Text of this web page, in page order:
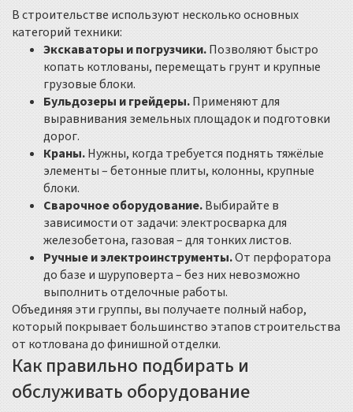
В строительстве используют несколько основных
категорий техники:
Экскаваторы и погрузчики.Позволяют быстро
копать котлованы, перемещать грунт и крупные
грузовые блоки.
Бульдозеры и грейдеры.Применяют для
выравнивания земельных площадок и подготовки
дорог.
Краны.Нужны, когда требуется поднять тяжёлые
элементы – бетонные плиты, колонны, крупные
блоки.
Сварочное оборудование.Выбирайте в
зависимости от задачи: электросварка для
железобетона, газовая – для тонких листов.
Ручные и электроинструменты.От перфоратора
до базе и шуруповерта – без них невозможно
выполнить отделочные работы.
Объединяя эти группы, вы получаете полный набор,
который покрывает большинство этапов строительства
от котлована до финишной отделки.
Как правильно подбирать и
обслуживать оборудование